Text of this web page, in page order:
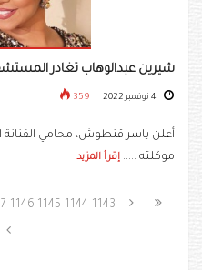
شيرين عبدالوهاب تغادر
359
أعلن ياسر قنطوش، محامي الفنانة
موكلته ..... إقرأ المزيد
1143
1144
1145
1146